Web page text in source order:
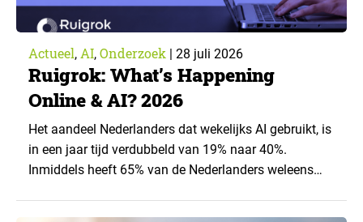
Actueel, AI, Onderzoek | 28 juli 2026
Ruigrok: What’s Happening
Online & AI? 2026
Het aandeel Nederlanders dat wekelijks AI gebruikt, is
in een jaar tijd verdubbeld van 19% naar 40%.
Inmiddels heeft 65% van de Nederlanders weleens